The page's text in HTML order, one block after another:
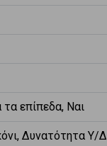
επίπεδα, Ναι
Δυνατότητα Υ/Δ